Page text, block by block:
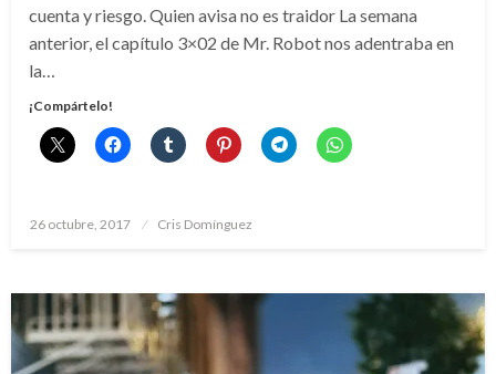
cuenta y riesgo. Quien avisa no es traidor La semana
anterior, el capítulo 3×02 de Mr. Robot nos adentraba en
la…
¡Compártelo!
Publicado
26 octubre, 2017 Cris Domínguez